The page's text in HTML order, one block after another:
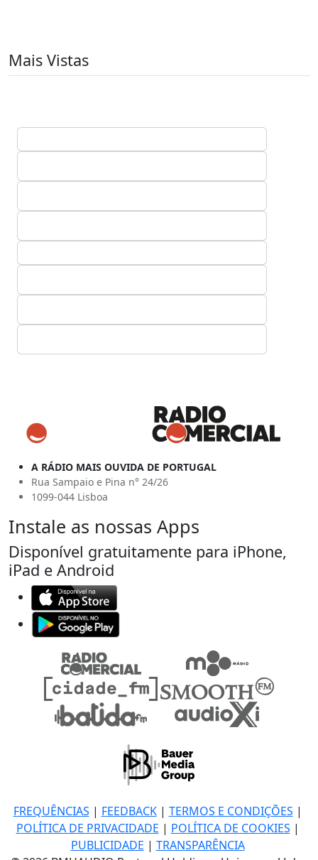
Mais Vistas
A RÁDIO MAIS OUVIDA DE PORTUGAL
Rua Sampaio e Pina n° 24/26
1099-044 Lisboa
Instale as nossas Apps
Disponível gratuitamente para iPhone,
iPad e Android
FREQUÊNCIAS | FEEDBACK| TERMOS E CONDIÇÕES |
POLÍTICA DE PRIVACIDADE | POLÍTICA DE COOKIES |
PUBLICIDADE | TRANSPARÊNCIA